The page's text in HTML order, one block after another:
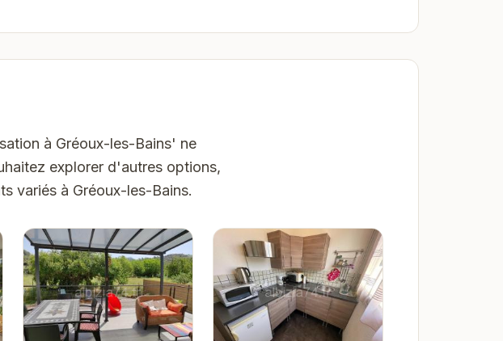
à Gréoux-les-Bains' ne
explorer d'autres options,
variés à Gréoux-les-Bains.